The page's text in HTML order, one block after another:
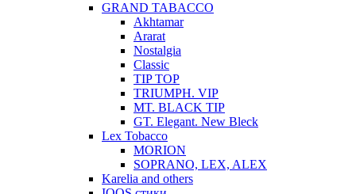
GRAND TABACCO
Akhtamar
Ararat
Nostalgia
Classic
TIP TOP
TRIUMPH. VIP
MT. BLACK TIP
GT. Elegant. New Bleck
Lex Tobacco
MORION
SOPRANO, LEX, ALEX
Karelia and others